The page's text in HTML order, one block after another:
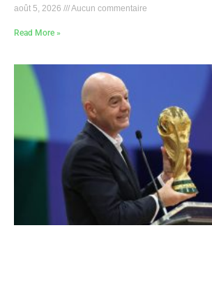
août 5, 2026 Aucun commentaire
Read More »